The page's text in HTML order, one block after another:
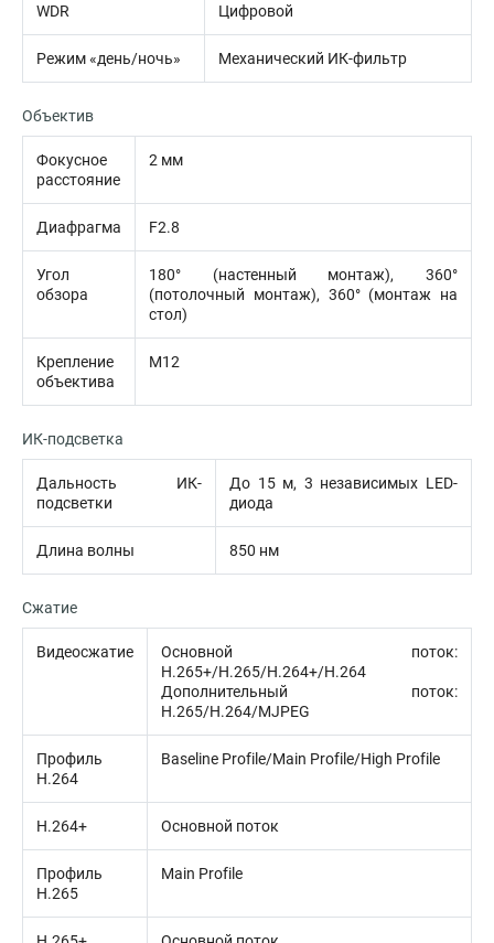
WDR Цифровой
Режим «день/ночь» Механический ИК-фильтр
Объектив
Фокусное
расстояние
2 мм
Диафрагма F2.8
Угол
обзора
180° (настенный монтаж), 360°
(потолочный монтаж), 360° (монтаж на
стол)
Крепление
объектива
M12
ИК-подсветка
Дальность ИК-
подсветки
До 15 м, 3 независимых LED-
диода
Длина волны 850 нм
Сжатие
Видеосжатие
Основной поток:
H.265+/H.265/H.264+/H.264
Дополнительный поток:
H.265/H.264/MJPEG
Профиль
H.264
Baseline Profile/Main Profile/High Profile
H.264+ Основной поток
Профиль
H.265
Main Profile